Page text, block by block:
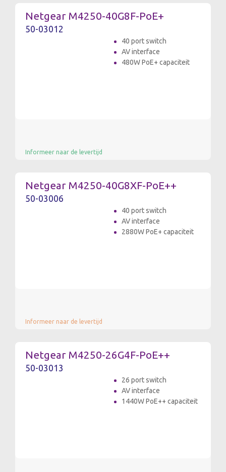
Netgear M4250-40G8F-PoE+
50-03012
40 port switch
AV interface
480W PoE+ capaciteit
Informeer naar de levertijd
Netgear M4250-40G8XF-PoE++
50-03006
40 port switch
AV interface
2880W PoE+ capaciteit
Informeer naar de levertijd
Netgear M4250-26G4F-PoE++
50-03013
26 port switch
AV interface
1440W PoE++ capaciteit